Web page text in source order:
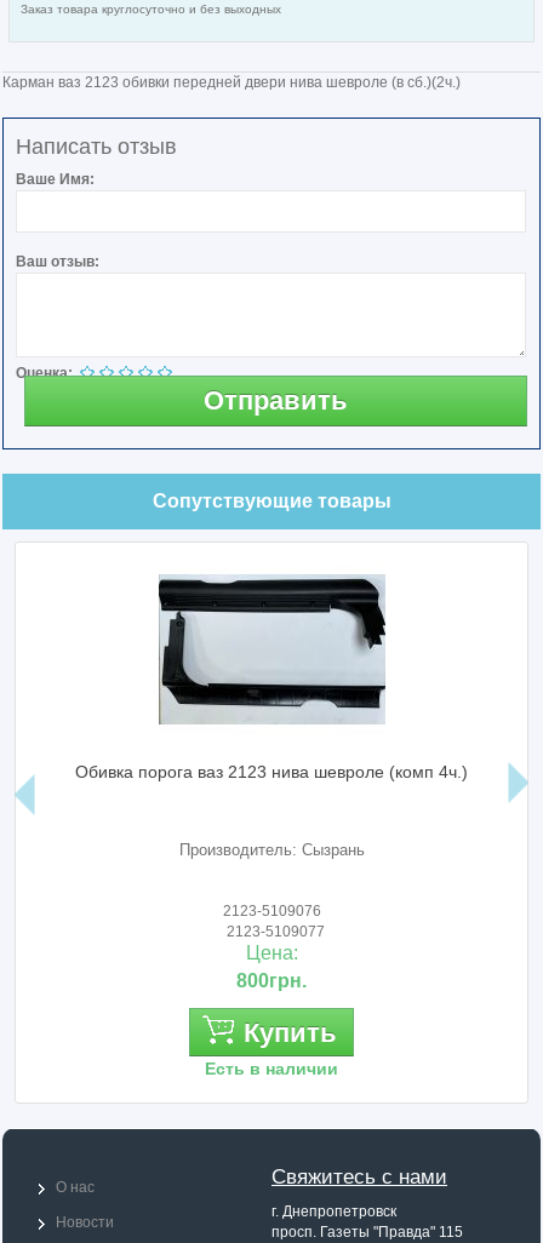
Заказ товара круглосуточно и без выходных
Карман ваз 2123 обивки передней двери нива шевроле (в сб.)(2ч.)
Написать отзыв
Ваше Имя:
Ваш отзыв:
Оценка:
Отправить
Сопутствующие товары
Обивка порога ваз 2123 нива шевроле (комп 4ч.)
Производитель: Сызрань
2123-5109076
2123-5109077
Цена:
800грн.
Купить
Есть в наличии
Свяжитесь с нами
г. Днепропетровск
просп. Газеты "Правда" 115
О нас
Новости